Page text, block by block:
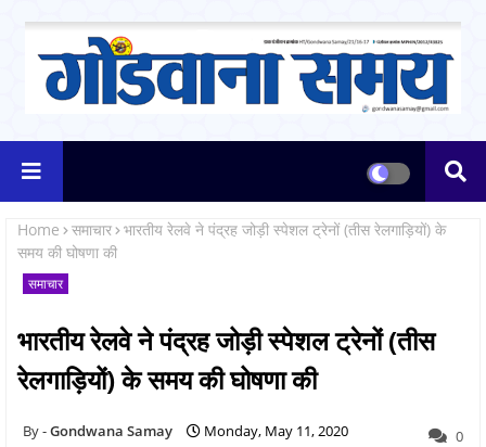
Home समाचार भारतीय रेलवे ने पंद्रह जोड़ी स्‍पेशल ट्रेनों (तीस रेलगाड़ियों) के
समय की घोषणा की
समाचार
भारतीय रेलवे ने पंद्रह जोड़ी स्‍पेशल ट्रेनों (तीस
रेलगाड़ियों) के समय की घोषणा की
Gondwana Samay Monday, May 11, 2020 0